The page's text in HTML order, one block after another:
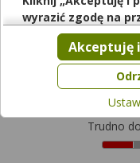
Acnex
-| 30 kaps.
suplement diety
Cena
Trudno
wyrazić zgodę na
partnerów Twoich
Pamiętaj, że
zgodę możesz w
zgodę na
celach. Jeżeli chcesz
przeprowadzić
dokonać za pomocą
Akceptuję